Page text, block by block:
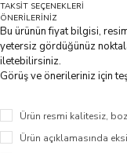
TAKSİT SEÇENEKLERİ
ÖNERİLERİNİZ
Bu ürünün fiyat bilgisi,
yetersiz gördüğünüz
iletebilirsiniz.
Görüş ve önerileriniz için
Ürün resmi kalitesiz,
Ürün açıklamasında